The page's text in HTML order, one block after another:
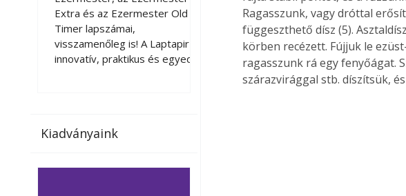
Extra és az Ezermester Old
Timer lapszámai,
visszamenőleg is! A Laptapir új,
innovatív, praktikus és egyedi
az otthonában, útközben vagy
elérhetők lapszámaink. Bárhol,
Extra és az Ezermester Old
Timer lapszámai,
visszamenőleg is! A Laptapir új,
innovatív, praktikus és egyedi
megoldás a nyomtatott
magazinok digitális olvasására
áron, 0
Kiadványaink
Ragasszunk, vagy dróttal
függeszthető dísz (5).
körben recézett. Fújjuk le
ragasszunk rá egy fenyőágat.
szárazvirággal stb. díszítsük,